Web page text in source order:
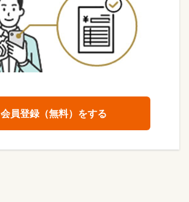
会員登録（無料）をする